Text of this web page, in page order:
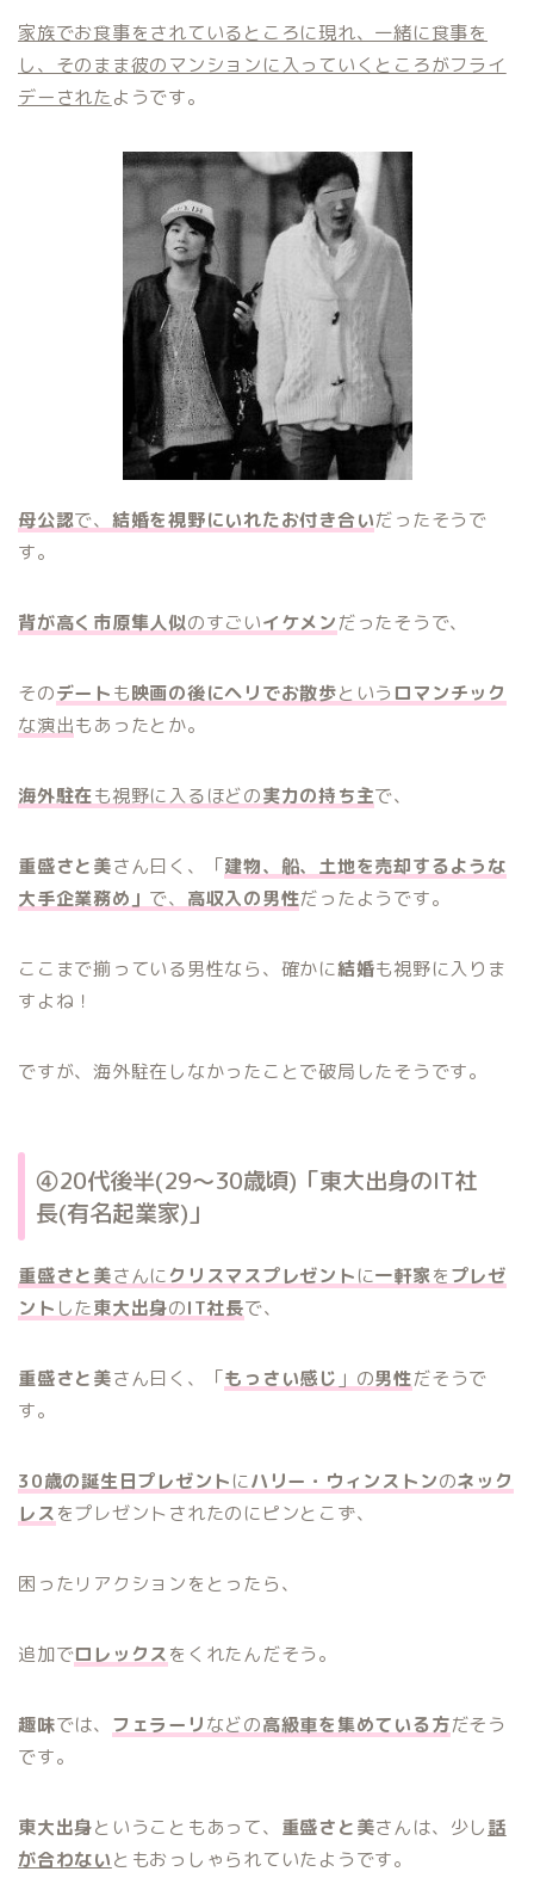
家族でお食事をされているところに現れ、一緒に食事を
し、そのまま彼のマンションに入っていくところがフライ
デーされたようです。
母公認で、 結婚を視野にいれたお付き合いだったそうで
す。
背が高く市原隼人似のすごいイケメンだったそうで、
そのデートも映画の後にヘリでお散歩という ロマンチック
な演出もあったとか。
海外駐在も視野に入るほどの実力の持ち主で、
重盛さと美さん曰く、「建物、船、土地を売却するような
大手企業務め」 で、 高収入の男性だったようです。
ここまで揃っている男性なら、確かに結婚も視野に入りま
すよね！
ですが、海外駐在しなかったことで破局したそうです。
④20代後半(29〜30歳頃)「東大出身のIT社
長(有名起業家)」
重盛さと美さんにクリスマスプレゼントに一軒家をプレゼ
ント した東大出身のIT社長で、
重盛さと美さん曰く、「もっさい感じ 」の男性だそうで
す。
30歳の誕生日プレゼントにハリー・ウィンストンのネック
レスをプレゼントされたのにピンとこず、
困ったリアクションをとったら、
追加でロレックスをくれたんだそう。
趣味では、 フェラーリなどの高級車を集めている方だそう
です。
東大出身ということもあって、 重盛さと美さんは、少し話
が合わないともおっしゃられていたようです。